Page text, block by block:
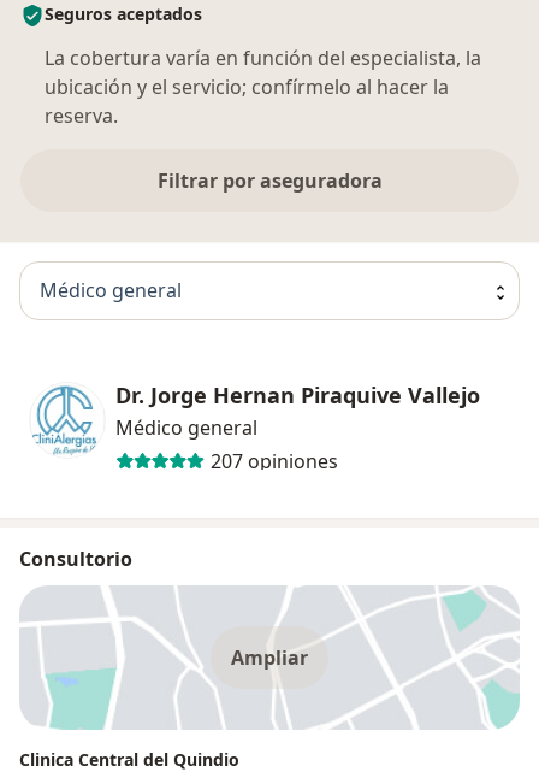
Seguros aceptados
La cobertura varía en función del especialista, la
ubicación y el servicio; confírmelo al hacer la
reserva.
Filtrar por aseguradora
Médico general
Dr. Jorge Hernan Piraquive Vallejo
Médico general
207 opiniones
Consultorio
Ampliar
Clinica Central del Quindio